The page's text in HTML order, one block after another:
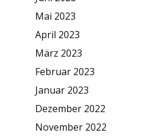
Mai 2023
April 2023
März 2023
Februar 2023
Januar 2023
Dezember 2022
November 2022